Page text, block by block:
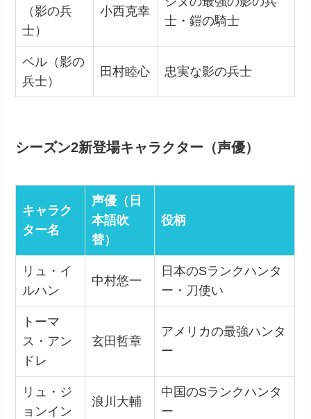
（影の兵
士）
小西克幸
士・鎧の騎士
ベル（影の
兵士）
田村睦心 忠実な影の兵士
シーズン2新登場キャラクター（声優）
キャラク
ター名
声優（日
本語吹
替）
役柄
リュ・イ
ルハン
中村悠一
日本のSランクハンタ
ー・刀使い
トーマ
ス・アン
ドレ
玄田哲章
アメリカの最強ハンタ
ー
リュ・ジ
ョンイン
浪川大輔
中国のSランクハンタ
ー